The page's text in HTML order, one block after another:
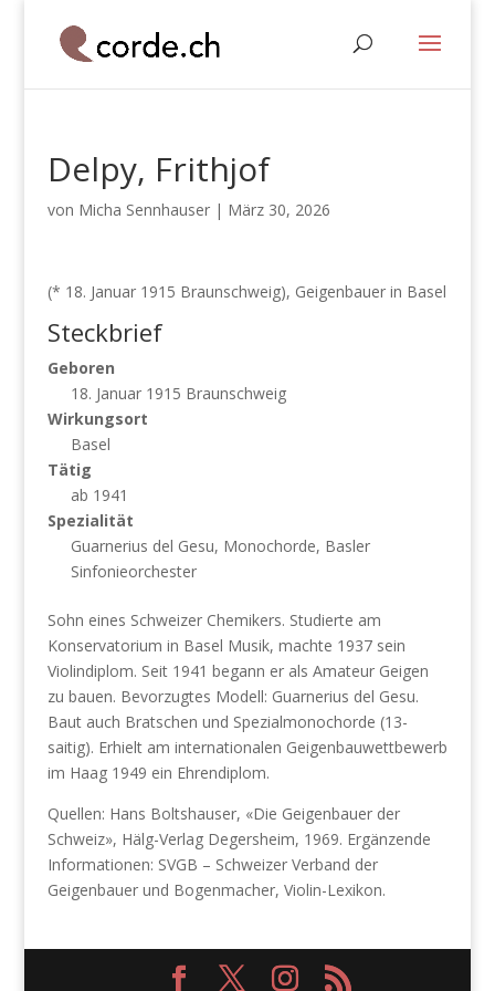
Delpy, Frithjof
von Micha Sennhauser| März 30, 2026
(* 18. Januar 1915 Braunschweig), Geigenbauer in Basel
Steckbrief
Geboren
18. Januar 1915 Braunschweig
Wirkungsort
Basel
Tätig
ab 1941
Spezialität
Guarnerius del Gesu, Monochorde, Basler
Sinfonieorchester
Sohn eines Schweizer Chemikers. Studierte am
Konservatorium in Basel Musik, machte 1937 sein
Violindiplom. Seit 1941 begann er als Amateur Geigen
zu bauen. Bevorzugtes Modell: Guarnerius del Gesu.
Baut auch Bratschen und Spezialmonochorde (13-
saitig). Erhielt am internationalen Geigenbauwettbewerb
im Haag 1949 ein Ehrendiplom.
Quellen: Hans Boltshauser, «Die Geigenbauer der
Schweiz», Hälg-Verlag Degersheim, 1969. Ergänzende
Informationen: SVGB – Schweizer Verband der
Geigenbauer und Bogenmacher, Violin-Lexikon.